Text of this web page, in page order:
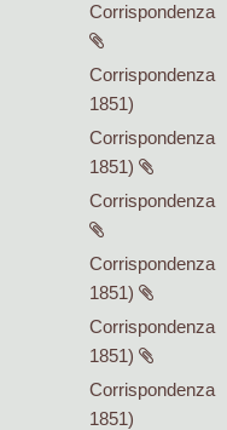
Corrispondenza
Corrispondenza
1851)
Corrispondenza
1851)
Corrispondenza
Corrispondenza
1851)
Corrispondenza
1851)
Corrispondenza
1851)